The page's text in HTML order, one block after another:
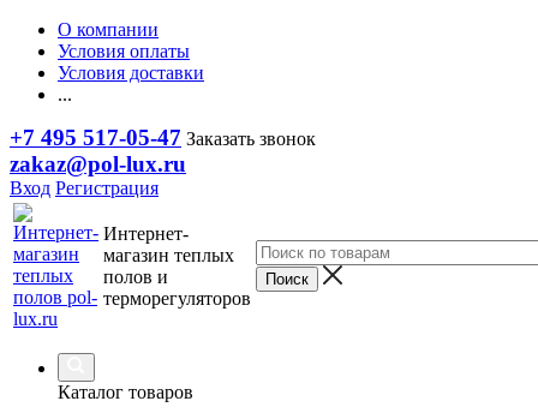
О компании
Условия оплаты
Условия доставки
...
+7 495 517-05-47 Заказать звонок
zakaz@pol-lux.ru
Вход Регистрация
Интернет-
магазин теплых
полов и
терморегуляторов
Каталог товаров